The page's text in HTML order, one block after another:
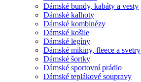
Dámské bundy, kabáty a vesty
Dámské kalhoty
Dámské kombinézy
Dámské košile
Dámské legíny
Dámské mikiny, fleece a svetry
Dámské šortky
Dámské sportovní prádlo
Dámské teplákové soupravy